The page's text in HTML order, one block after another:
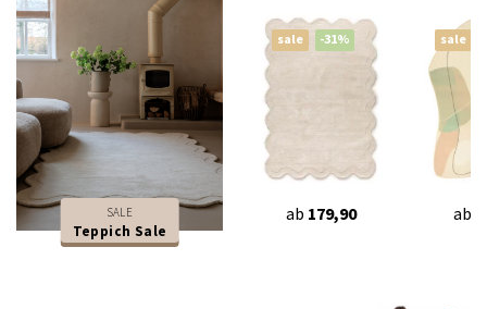
SALE
Teppich Sale
sale -31%
ab 179,90
sale
ab